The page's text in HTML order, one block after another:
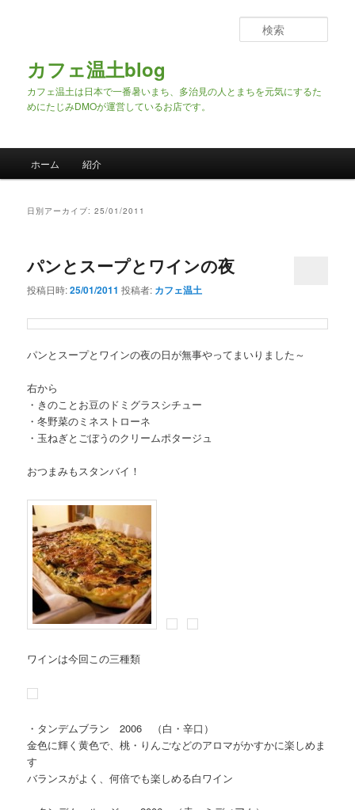
カフェ温土blog
カフェ温土は日本で一番暑いまち、多治見の人とまちを元気にするた
めにたじみDMOが運営しているお店です。
索
メインコンテンツへ移動
サブコンテンツへ移動
ホーム 紹介
日別アーカイブ:25/01/2011
パンとスープとワインの夜
投稿日時:25/01/2011 投稿者: カフェ温土
パンとスープとワインの夜の日が無事やってまいりました～
右から
・きのことお豆のドミグラスシチュー
・冬野菜のミネストローネ
・玉ねぎとごぼうのクリームポタージュ
おつまみもスタンバイ！
ワインは今回この三種類
・タンデムブラン 2006 （白・辛口）
金色に輝く黄色で、桃・りんごなどのアロマがかすかに楽しめま
す
バランスがよく、何倍でも楽しめる白ワイン